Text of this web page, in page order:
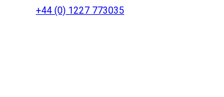
+44 (0) 1227 773035